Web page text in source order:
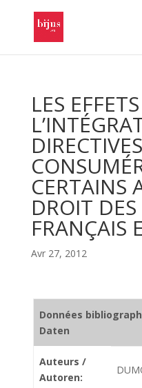
LES
DIRECTIVES
CERTAINS
DROIT
FRANÇAIS
Avr 27, 2012
Données
Daten
Auteurs /
Autoren: